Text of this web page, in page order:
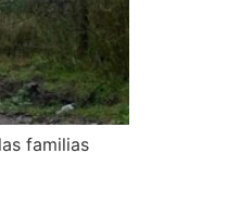
familias